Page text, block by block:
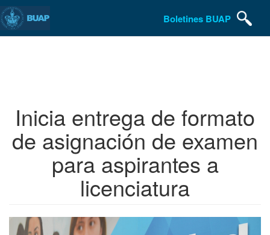
Boletines BUAP
Inicia entrega de formato
de asignación de examen
para aspirantes a
licenciatura